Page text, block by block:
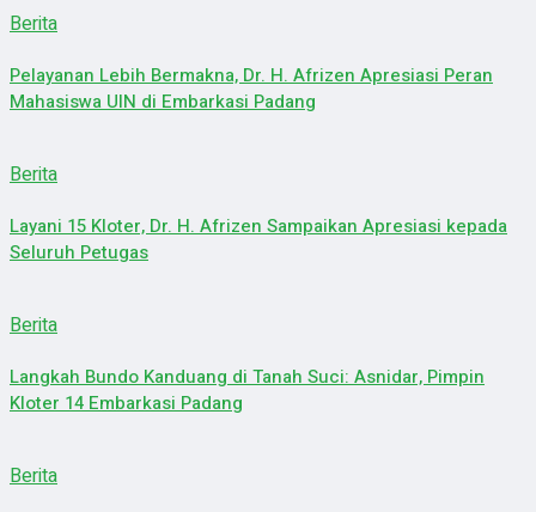
Berita
Pelayanan Lebih Bermakna, Dr. H. Afrizen Apresiasi Peran
Mahasiswa UIN di Embarkasi Padang
Berita
Layani 15 Kloter, Dr. H. Afrizen Sampaikan Apresiasi kepada
Seluruh Petugas
Berita
Langkah Bundo Kanduang di Tanah Suci: Asnidar, Pimpin
Kloter 14 Embarkasi Padang
Berita